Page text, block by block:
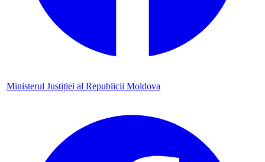
Ministerul Justiției al Republicii Moldova